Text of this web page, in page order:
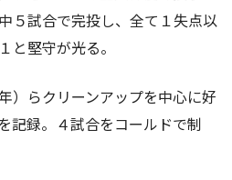
５試合で完投し、全て１失点以
と堅守が光る。
）らクリーンアップを中心に好
記録。４試合をコールドで制